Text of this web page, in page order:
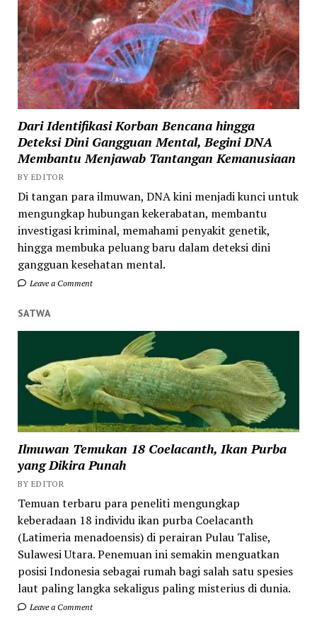
Dari Identifikasi Korban Bencana hingga
Deteksi Dini Gangguan Mental, Begini DNA
Membantu Menjawab Tantangan Kemanusiaan
BY EDITOR
Di tangan para ilmuwan, DNA kini menjadi kunci untuk
mengungkap hubungan kekerabatan, membantu
investigasi kriminal, memahami penyakit genetik,
hingga membuka peluang baru dalam deteksi dini
gangguan kesehatan mental.
Leave a Comment
SATWA
Ilmuwan Temukan 18 Coelacanth, Ikan Purba
yang Dikira Punah
BY EDITOR
Temuan terbaru para peneliti mengungkap
keberadaan 18 individu ikan purba Coelacanth
(Latimeria menadoensis) di perairan Pulau Talise,
Sulawesi Utara. Penemuan ini semakin menguatkan
posisi Indonesia sebagai rumah bagi salah satu spesies
laut paling langka sekaligus paling misterius di dunia.
Leave a Comment